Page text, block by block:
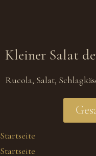
Kleiner Salat
Rucola, Salat,
Startseite
Startseite